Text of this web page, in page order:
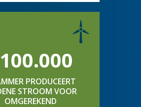
PRODUCEERT
STROOM VOOR
OMGEREKEND